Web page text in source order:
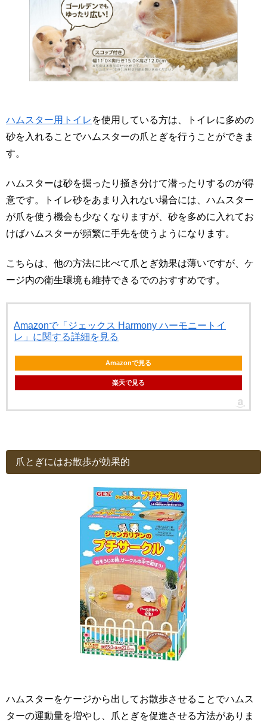
ハムスター用トイレ を使用している方は、トイレに多めの
砂を入れることでハムスターの爪とぎを行うことができま
す。
ハムスターは砂を掘ったり掻き分けて潜ったりするのが得
意です。トイレ砂をあまり入れない場合には、ハムスター
が爪を使う機会も少なくなりますが、砂を多めに入れてお
けばハムスターが頻繁に手先を使うようになります。
こちらは、他の方法に比べて爪とぎ効果は薄いですが、ケ
ージ内の衛生環境も維持できるでのおすすめです。
Amazonで「ジェックス Harmony ハーモニートイ
レ」に関する詳細を見る
Amazonで見る
楽天で見る
爪とぎにはお散歩が効果的
ハムスターをケージから出してお散歩させることでハムス
ターの運動量を増やし、爪とぎを促進させる方法がありま